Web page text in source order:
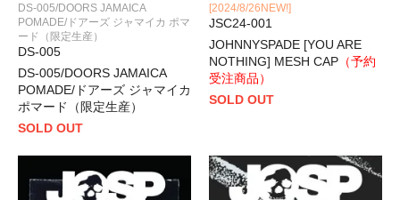
DS-005/DOORS JAMAICA
POMADE/ドアーズ ジャマイカ ポマ
ード（限定生産）
DS-005
DS-005/DOORS JAMAICA
POMADE/ドアーズ ジャマイカ
ポマード（限定生産）
SOLD OUT
[2024/8/26NEW!]
JSC24-001
JOHNNYSPADE [YOU ARE
NOTHING] MESH CAP （予約
受注商品）
SOLD OUT